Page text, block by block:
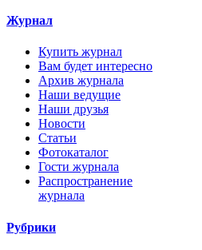
Журнал
Купить журнал
Вам будет интересно
Архив журнала
Наши ведущие
Наши друзья
Новости
Статьи
Фотокаталог
Гости журнала
Распространение
журнала
Рубрики